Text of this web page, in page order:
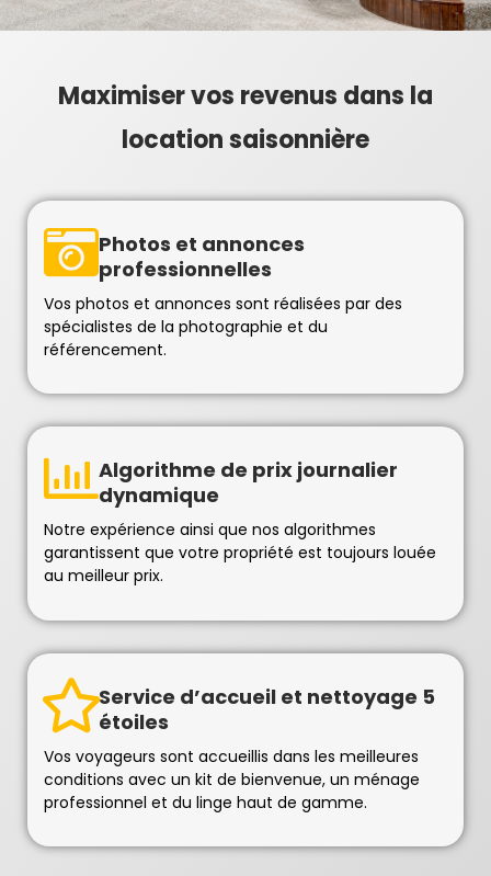
Maximiser vos revenus dans la
location saisonnière​
Photos et annonces
professionnelles
Vos photos et annonces sont réalisées par des
spécialistes de la photographie et du
référencement.
Algorithme de prix journalier
dynamique
Notre expérience ainsi que nos algorithmes
garantissent que votre propriété est toujours louée
au meilleur prix.
Service d’accueil et nettoyage 5
étoiles
Vos voyageurs sont accueillis dans les meilleures
conditions avec un kit de bienvenue, un ménage
professionnel et du linge haut de gamme.